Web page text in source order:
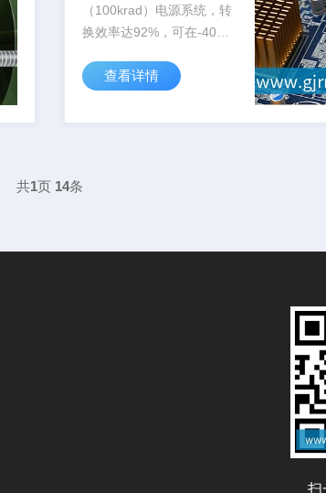
（100krad）电源系统，转
换效率达92%，可在-40℃
作，已批量应...
查看详情
共1页 14条
扫